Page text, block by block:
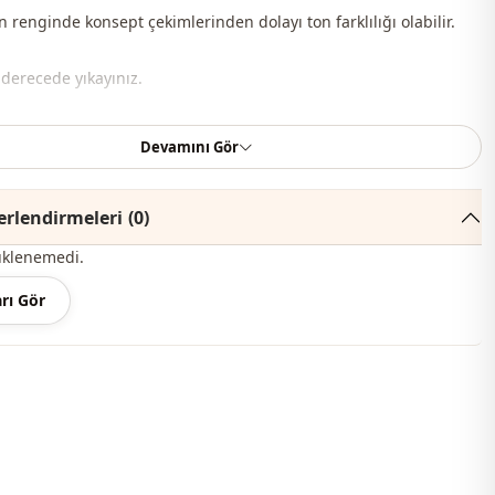
renginde konsept çekimlerinden dolayı ton farklılığı olabilir.
yıkayınız.
Yazlık
Pamuk
Düz kesim
Devamını Gör
(0)
Gör